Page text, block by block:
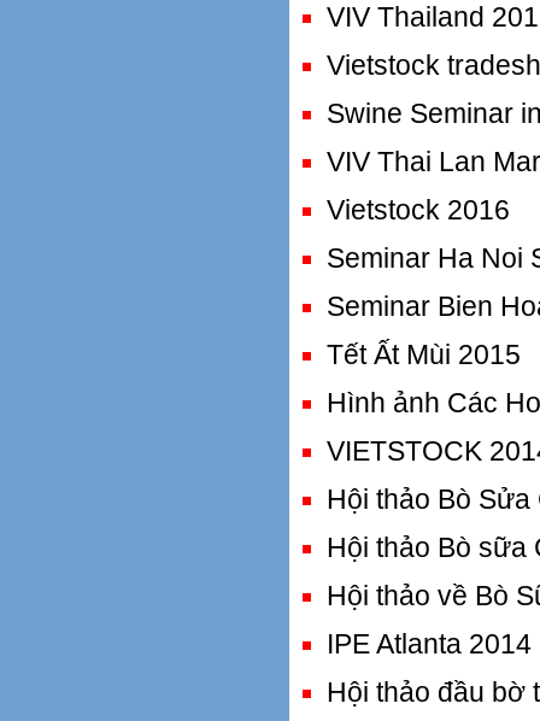
VIV Thailand
Vietstock
Swine Seminar
VIV Thai Lan
Vietstock 2016
Seminar Ha Noi
Seminar Bien
Tết Ất Mùi 2015
Hình ảnh Các
VIETSTOCK
Hội thảo Bò Sửa
Hội thảo Bò sữa
Hội thảo về Bò
IPE Atlanta 2014
Hội thảo đầu bờ